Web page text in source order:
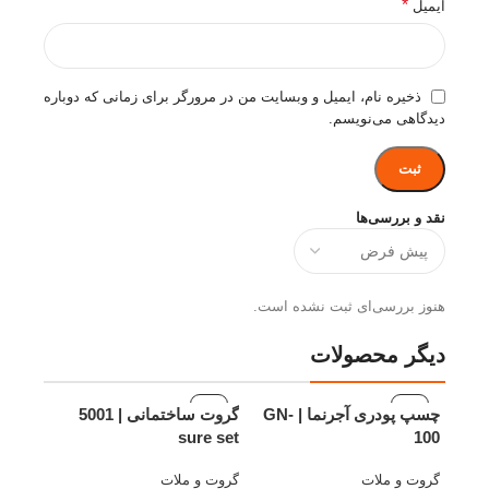
دوام تعمیرات.
مقاومت بالا: مقاومت در برابر سایش، ضربه و عوامل
سهولت استفاده: آماده به کار بودن و عدم نیاز به تجهیزات
مقرون به صرفه: کاهش هزینه‌های تعمیر و نگهداری.
مکانیسم عمل:
سیمان و پلیمر سخت می‌شود. این واکنش باعث ایجاد یک
شبکه کریستالی قوی و یکپارچه می‌شود که به ملات
نقد و بررسی‌ها
هنوز بررسی‌ای ثبت نشده است.
ایمیل *
ذخیره نام، ایمیل و وبسایت من در مرورگر برای زمانی که دوباره
دیدگاهی می‌نویسم.
دیگر محصولات
چسپ پودری آجرنما | GN-
100
گروت و ملات
گروت ساختمانی | 5001
sure set
گروت و ملات